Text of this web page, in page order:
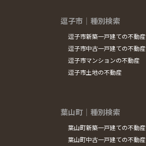
逗子市｜種別検索
逗子市新築一戸建ての不動産
逗子市中古一戸建ての不動産
逗子市マンションの不動産
逗子市土地の不動産
葉山町｜種別検索
葉山町新築一戸建ての不動産
葉山町中古一戸建ての不動産